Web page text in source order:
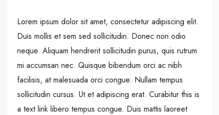
Lorem ipsum dolor sit amet, consectetur adipiscing elit.
Duis mollis et sem sed sollicitudin. Donec non odio
neque. Aliquam hendrerit sollicitudin purus, quis rutrum
mi accumsan nec. Quisque bibendum orci ac nibh
facilisis, at malesuada orci congue. Nullam tempus
sollicitudin cursus. Ut et adipiscing erat. Curabitur this is
a text link libero tempus congue. Duis mattis laoreet